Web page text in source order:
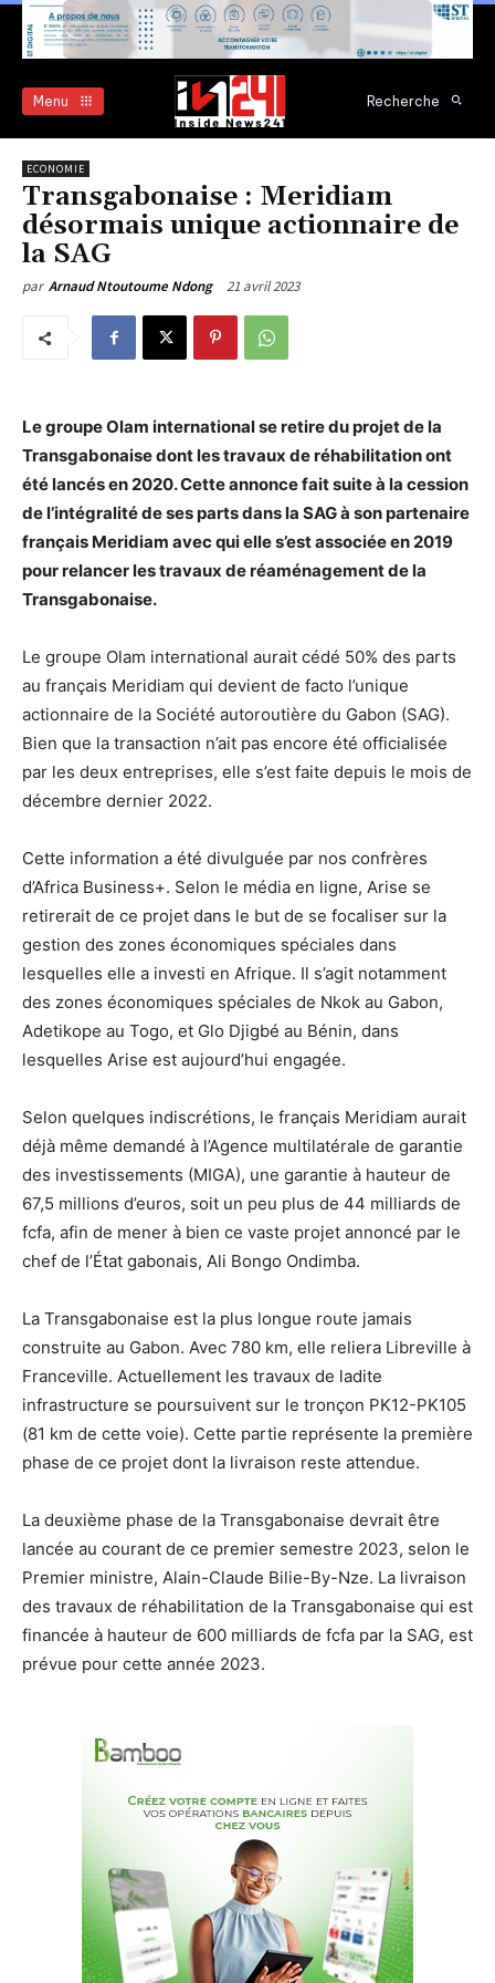
Menu Recherche
ECONOMIE
Transgabonaise : Meridiam
désormais unique actionnaire de
la SAG
par Arnaud Ntoutoume Ndong 21 avril 2023
Le groupe Olam international se retire du projet de la
Transgabonaise dont les travaux de réhabilitation ont
été lancés en 2020. Cette annonce fait suite à la cession
de l’intégralité de ses parts dans la SAG à son partenaire
français Meridiam avec qui elle s’est associée en 2019
pour relancer les travaux de réaménagement de la
Transgabonaise.
Le groupe Olam international aurait cédé 50% des parts
au français Meridiam qui devient de facto l’unique
actionnaire de la Société autoroutière du Gabon (SAG).
Bien que la transaction n’ait pas encore été officialisée
par les deux entreprises, elle s’est faite depuis le mois de
décembre dernier 2022.
Cette information a été divulguée par nos confrères
d’Africa Business+. Selon le média en ligne, Arise se
retirerait de ce projet dans le but de se focaliser sur la
gestion des zones économiques spéciales dans
lesquelles elle a investi en Afrique. Il s’agit notamment
des zones économiques spéciales de Nkok au Gabon,
Adetikope au Togo, et Glo Djigbé au Bénin, dans
lesquelles Arise est aujourd’hui engagée.
Selon quelques indiscrétions, le français Meridiam aurait
déjà même demandé à l’Agence multilatérale de garantie
des investissements (MIGA), une garantie à hauteur de
67,5 millions d’euros, soit un peu plus de 44 milliards de
fcfa, afin de mener à bien ce vaste projet annoncé par le
chef de l’État gabonais, Ali Bongo Ondimba.
La Transgabonaise est la plus longue route jamais
construite au Gabon. Avec 780 km, elle reliera Libreville à
Franceville. Actuellement les travaux de ladite
infrastructure se poursuivent sur le tronçon PK12-PK105
(81 km de cette voie). Cette partie représente la première
phase de ce projet dont la livraison reste attendue.
La deuxième phase de la Transgabonaise devrait être
lancée au courant de ce premier semestre 2023, selon le
Premier ministre, Alain-Claude Bilie-By-Nze. La livraison
des travaux de réhabilitation de la Transgabonaise qui est
financée à hauteur de 600 milliards de fcfa par la SAG, est
prévue pour cette année 2023.